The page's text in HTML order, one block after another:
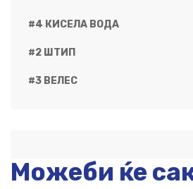
#4 КИСЕЛА ВОДА
#2 ШТИП
#3 ВЕЛЕС
Можеби ќе